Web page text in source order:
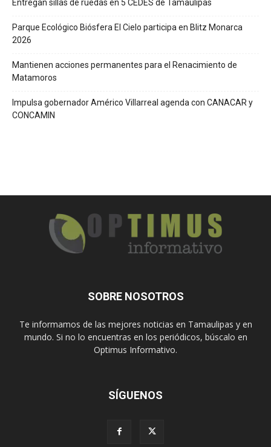
Entregan sillas de ruedas en 5 CEDES de Tamaulipas
Parque Ecológico Biósfera El Cielo participa en Blitz Monarca
2026
Mantienen acciones permanentes para el Renacimiento de
Matamoros
Impulsa gobernador Américo Villarreal agenda con CANACAR y
CONCAMIN
SOBRE NOSOTROS
Te informamos de las mejores noticias en Tamaulipas y en
mundo. Si no lo encuentras en los periódicos, búscalo en
Optimus Informativo.
SÍGUENOS